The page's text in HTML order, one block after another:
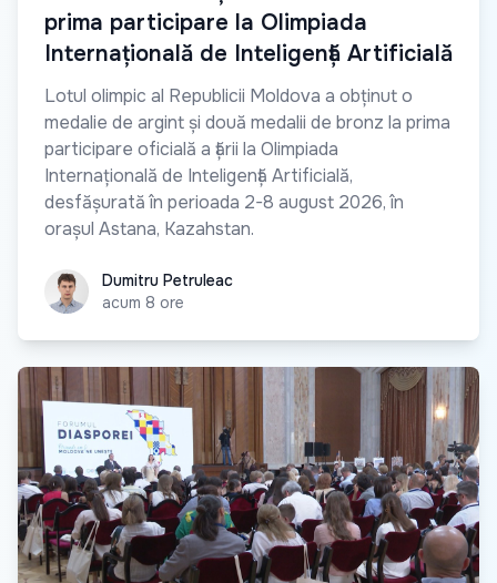
prima participare la Olimpiada
Internațională de Inteligență Artificială
Lotul olimpic al Republicii Moldova a obținut o
medalie de argint și două medalii de bronz la prima
participare oficială a țării la Olimpiada
Internațională de Inteligență Artificială,
desfășurată în perioada 2-8 august 2026, în
orașul Astana, Kazahstan.
Dumitru Petruleac
Dumitru Petruleac
acum 8 ore